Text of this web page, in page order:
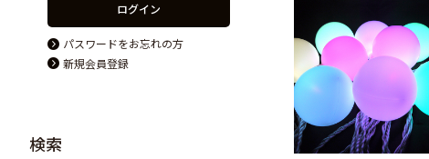
ログイン
パスワードをお忘れの方
新規会員登録
検索